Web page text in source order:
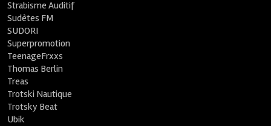
Strabisme Auditif
Sudètes FM
SUDORI
Superpromotion
TeenageFrxxs
Thomas Berlin
Treas
Trotski Nautique
Trotsky Beat
Ubik